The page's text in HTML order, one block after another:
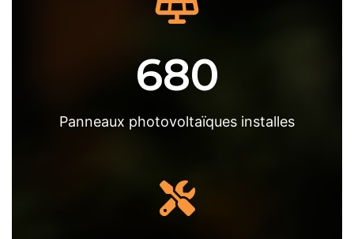
680
Panneaux photovoltaïques installes